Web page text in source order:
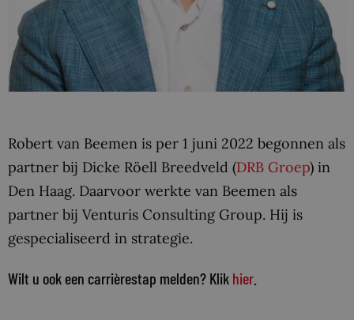
Robert van Beemen is per 1 juni 2022 begonnen als
partner bij Dicke Röell Breedveld (DRB Groep) in
Den Haag. Daarvoor werkte van Beemen als
partner bij Venturis Consulting Group. Hij is
gespecialiseerd in strategie.
Wilt u ook een carrièrestap melden? Klik hier